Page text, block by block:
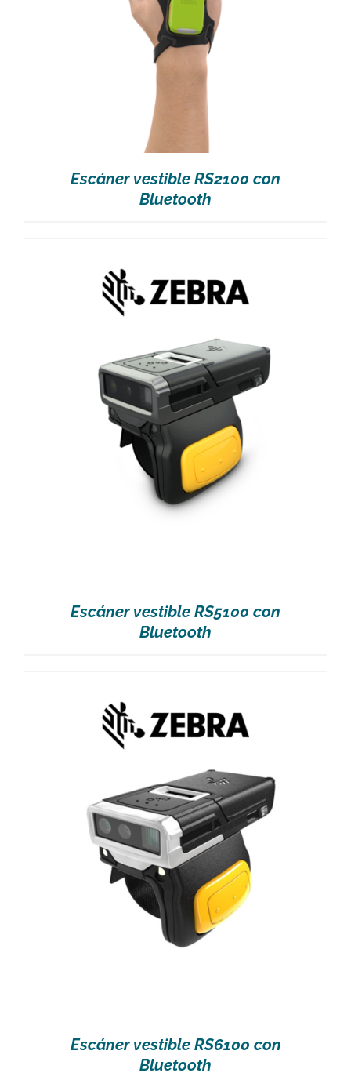
Escáner vestible RS2100 con
Bluetooth
Escáner vestible RS5100 con
Bluetooth
Escáner vestible RS6100 con
Bluetooth